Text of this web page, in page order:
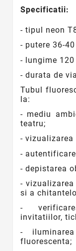
Specificatii:
- tipul neon
- putere 36-40
- lungime 120
- durata de
Tubul
la:
- mediu
teatru;
-
-
- depistarea
-
si a
-
invitatiilor,
-
fluorescenta;